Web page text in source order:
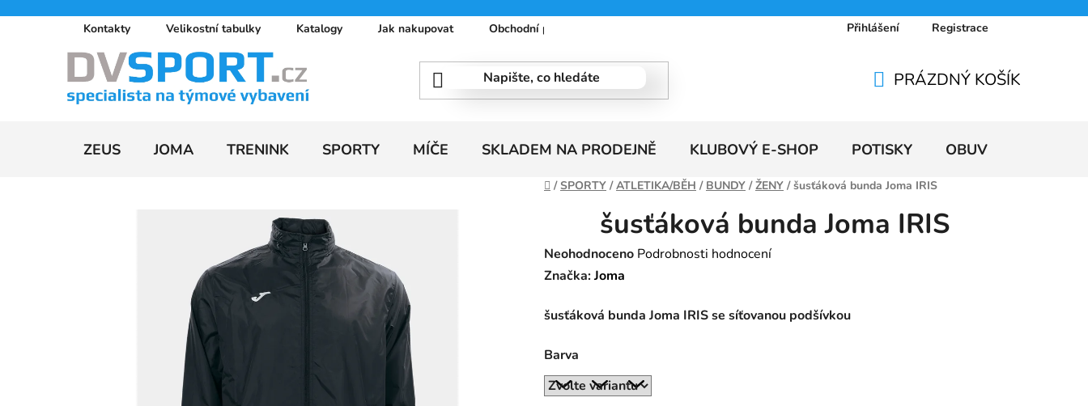
Kontakty Velikostní tabulky Katalogy Jak nakupovat Obchodní podmínky Doprava a platby Ceníky
Přihlášení Registrace
KOŠÍK
PRÁZDNÝ KOŠÍK
ZEUS JOMA TRENINK SPORTY MÍČE SKLADEM NA PRODEJNĚ KLUBOVÝ E-SHOP POTISKY OBUV
Domů
/ SPORTY / ATLETIKA/BĚH / BUNDY / ŽENY / šusťáková bunda Joma IRIS
šusťáková bunda Joma IRIS
Průměrné
hodnocení
je
z
5
Neohodnoceno Podrobnosti hodnocení
Značka:Joma
šusťáková bunda Joma IRIS se síťovanou podšívkou
Barva